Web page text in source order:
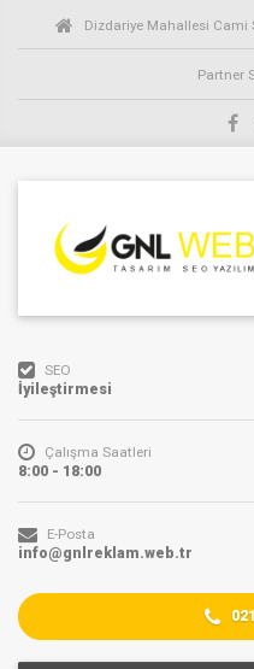
Dizdariye Mahallesi Cami
Partner
SEO
İyileştirmesi
Çalışma Saatleri
8:00 - 18:00
E-Posta
info@gnlreklam.web.tr